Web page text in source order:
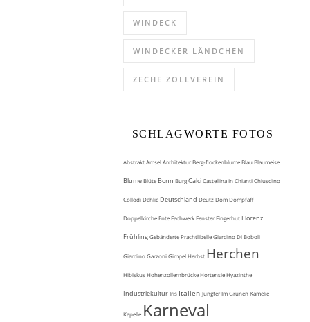
WINDECK
WINDECKER LÄNDCHEN
ZECHE ZOLLVEREIN
SCHLAGWORTE FOTOS
AbstraktAmselArchitekturBerg-flockenblumeBlauBlaumeise
BlumeBlüte Bonn BurgCalciCastellina In ChiantiChiusdino
CollodiDahlie Deutschland DeutzDomDompfaff
DoppelkircheEnteFachwerkFensterFingerhut Florenz
FrühlingGebänderte PrachtlibelleGiardino Di Boboli
Giardino GarzoniGimpelHerbst Herchen
HibiskusHohenzollernbrückeHortensieHyazinthe
IndustriekulturIris Italien Jungfer Im GrünenKamelie
Kapelle Karneval